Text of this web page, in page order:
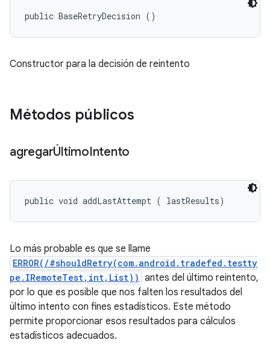
public BaseRetryDecision ()
Constructor para la decisión de reintento
Métodos públicos
agregarÚltimoIntento
public void addLastAttempt ( lastResults)
Lo más probable es que se llame
ERROR(/#shouldRetry(com.android.tradefed.testty
pe.IRemoteTest,int,List)) antes del último reintento,
por lo que es posible que nos falten los resultados del
último intento con fines estadísticos. Este método
permite proporcionar esos resultados para cálculos
estadísticos adecuados.